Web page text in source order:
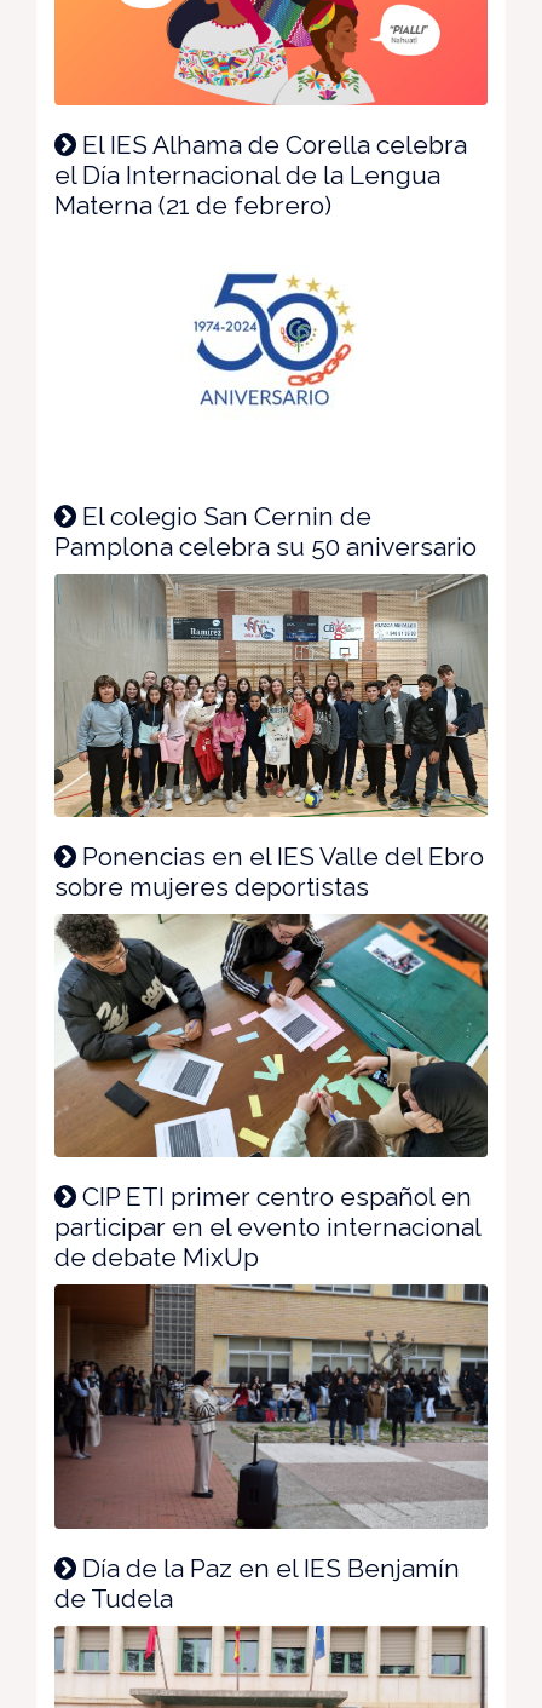
El IES Alhama de Corella celebra
el Día Internacional de la Lengua
Materna (21 de febrero)
El colegio San Cernin de
Pamplona celebra su 50 aniversario
Ponencias en el IES Valle del Ebro
sobre mujeres deportistas
CIP ETI primer centro español en
participar en el evento internacional
de debate MixUp
Día de la Paz en el IES Benjamín
de Tudela